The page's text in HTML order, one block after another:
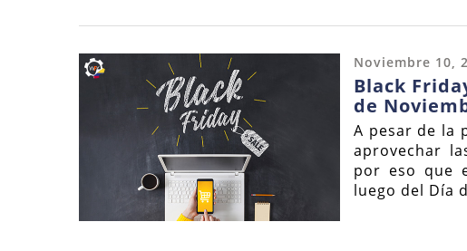
Noviembre 10,
Black
de
A pesar de la
aprovechar
por eso que
luego del Día